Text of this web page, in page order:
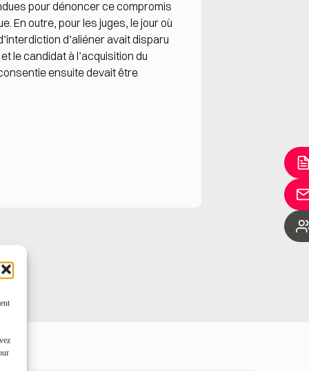
pour dénoncer ce compromis
En outre, pour les juges, le jour où
d’aliéner avait disparu
le candidat à l’acquisition du
ensuite devait être